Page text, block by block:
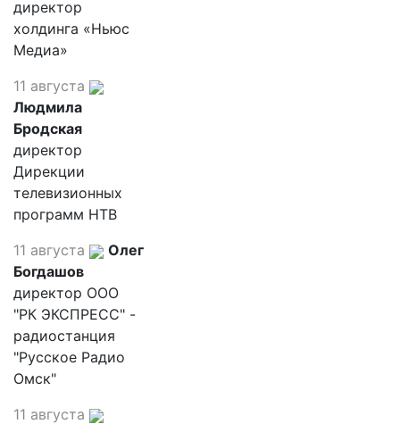
директор
холдинга «Ньюс
Медиа»
11 августа
Людмила
Бродская
директор
Дирекции
телевизионных
программ НТВ
11 августа
Олег
Богдашов
директор ООО
"РК ЭКСПРЕСС" -
радиостанция
"Русское Радио
Омск"
11 августа